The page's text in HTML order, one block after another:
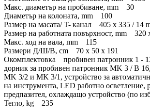
Макс. диаметър на пробиване, mm 30
Диаметър на колоната, mm 100
Размер на масата/ T- канал 405 x 335 / 14
Размер на работната повърхност, mm 320
Макс. ход на вала, mm 115
Размери Д/Ш/В, cm 70 x 50 x 191
Окомплектовка пробивен патронник 1 -
дорник за пробивен патронник MK 3 / B
MK 3/2 и MK 3/1, устройство за
на инструмента, LED работно осветление,
предпазител, охлаждащо устройство (по
Тегло, kg 235